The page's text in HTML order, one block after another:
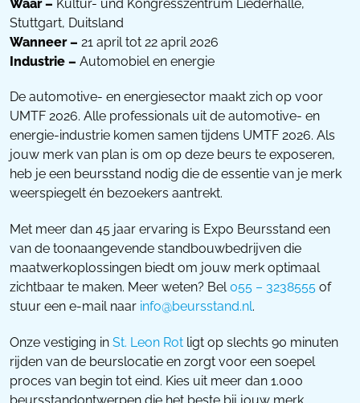
Waar – Kultur- und Kongresszentrum Liederhalle,
Stuttgart, Duitsland
Wanneer – 21 april tot 22 april 2026
Industrie – Automobiel en energie
De automotive- en energiesector maakt zich op voor
UMTF 2026. Alle professionals uit de automotive- en
energie-industrie komen samen tijdens UMTF 2026. Als
jouw merk van plan is om op deze beurs te exposeren,
heb je een beursstand nodig die de essentie van je merk
weerspiegelt én bezoekers aantrekt.
Met meer dan 45 jaar ervaring is Expo Beursstand een
van de toonaangevende standbouwbedrijven die
maatwerkoplossingen biedt om jouw merk optimaal
zichtbaar te maken. Meer weten? Bel 055 – 3238555 of
stuur een e-mail naar info@beursstand.nl.
Onze vestiging in St. Leon Rot ligt op slechts 90 minuten
rijden van de beurslocatie en zorgt voor een soepel
proces van begin tot eind. Kies uit meer dan 1.000